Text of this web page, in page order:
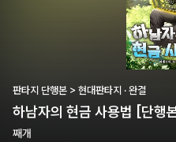
판타지 단행본 > 현대판타지 · 완결
하남자의 현금 사용법 [단행
째개